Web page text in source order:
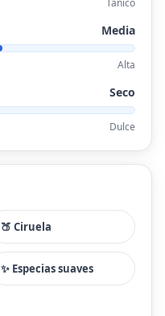
Media
Alta
Seco
Dulce
🍑 Ciruela
✨ Especias suaves